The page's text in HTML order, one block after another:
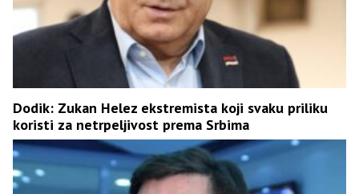
Dodik: Zukan Helez ekstremista koji svaku priliku
koristi za netrpeljivost prema Srbima